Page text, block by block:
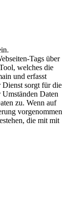
Tags über
welches die
und erfasst
Dienst sorgt für die
Umständen Daten
zu. Wenn auf
vorgenommen
die mit mit